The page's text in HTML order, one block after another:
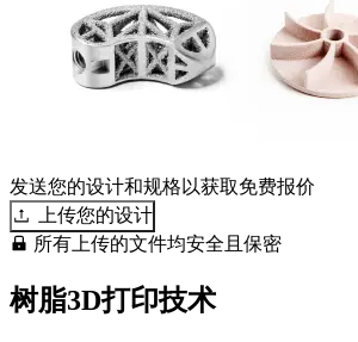
发送您的设计和规格以获取免费报价
上传您的设计
所有上传的文件均安全且保密
树脂3D打印技术